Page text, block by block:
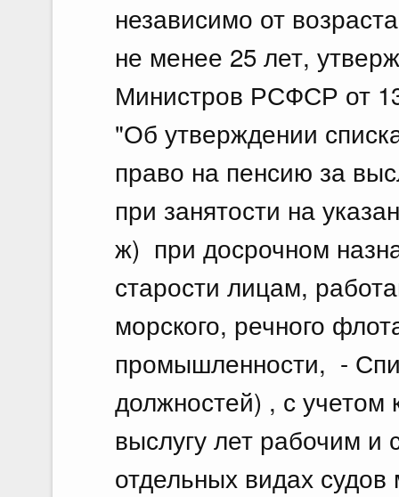
независимо от
не менее 25 лет,
Министров РСФСР от
"Об утверждении
право на пенсию за
при занятости на
ж) при досрочном
старости лицам,
морского, речного
промышленности, -
должностей) , с учетом
выслугу лет рабочим
отдельных видах